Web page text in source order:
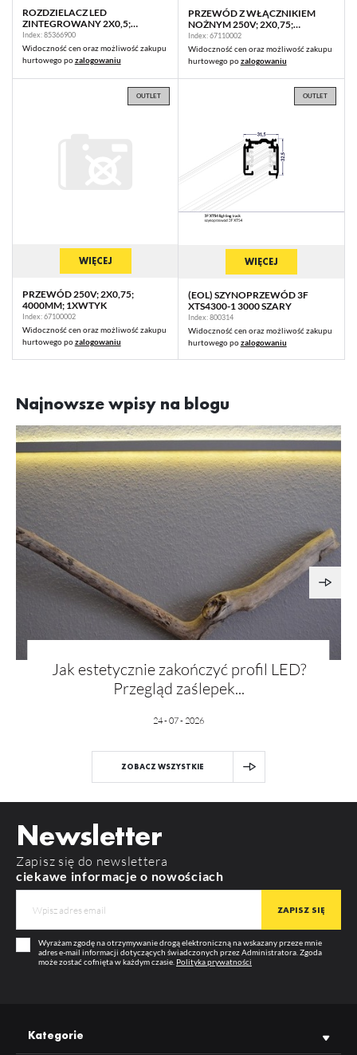
ROZDZIELACZ LED
ZINTEGROWANY 2X0,5;
250MM; 6XGNIAZDO MINI
Index: 85366900
Widoczność cen oraz możliwość zakupu
hurtowego pozalogowaniu
PRZEWÓD Z WŁĄCZNIKIEM
NOŻNYM 250V; 2X0,75;
1000/2500MM; 1XWTYK
Index: 67110002
Widoczność cen oraz możliwość zakupu
hurtowego pozalogowaniu
OUTLET
WIĘCEJ
PRZEWÓD 250V; 2X0,75;
4000MM; 1XWTYK
Index: 67100002
Widoczność cen oraz możliwość zakupu
hurtowego pozalogowaniu
OUTLET
WIĘCEJ
(EOL) SZYNOPRZEWÓD 3F
XTS4300-1 3000 SZARY
Index: 800314
Widoczność cen oraz możliwość zakupu
hurtowego pozalogowaniu
Najnowsze wpisy na blogu
Jak estetycznie zakończyć profil LED?
Przegląd zaślepek...
24 - 07 - 2026
ZOBACZ WSZYSTKIE
Newsletter
Zapisz się do newslettera
ciekawe informacje o nowościach
Wyrażam zgodę na otrzymywanie drogą elektroniczną na wskazany przeze mnie
adres e-mail informacji dotyczących świadczonych przez Administratora. Zgoda
może zostać cofnięta w każdym czasie. Polityka prywatności
Kategorie